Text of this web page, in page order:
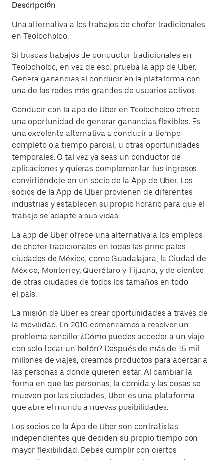
Descripción
Una alternativa a los trabajos de chofer tradicionales
en Teolocholco.
Si buscas trabajos de conductor tradicionales en
Teolocholco, en vez de eso, prueba la app de Uber.
Genera ganancias al conducir en la plataforma con
una de las redes más grandes de usuarios activos.
Conducir con la app de Uber en Teolocholco ofrece
una oportunidad de generar ganancias flexibles. Es
una excelente alternativa a conducir a tiempo
completo o a tiempo parcial, u otras oportunidades
temporales. O tal vez ya seas un conductor de
aplicaciones y quieras complementar tus ingresos
convirtiéndote en un socio de la App de Uber. Los
socios de la App de Uber provienen de diferentes
industrias y establecen su propio horario para que el
trabajo se adapte a sus vidas.
La app de Uber ofrece una alternativa a los empleos
de chofer tradicionales en todas las principales
ciudades de México, como Guadalajara, la Ciudad de
México, Monterrey, Querétaro y Tijuana, y de cientos
de otras ciudades de todos los tamaños en todo
el país.
La misión de Uber es crear oportunidades a través de
la movilidad. En 2010 comenzamos a resolver un
problema sencillo: ¿Cómo puedes acceder a un viaje
con solo tocar un botón? Después de más de 15 mil
millones de viajes, creamos productos para acercar a
las personas a donde quieren estar. Al cambiar la
forma en que las personas, la comida y las cosas se
mueven por las ciudades, Uber es una plataforma
que abre el mundo a nuevas posibilidades.
Los socios de la App de Uber son contratistas
independientes que deciden su propio tiempo con
mayor flexibilidad. Debes cumplir con ciertos